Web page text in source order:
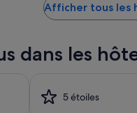
Afficher tous les
dans les
5 étoiles